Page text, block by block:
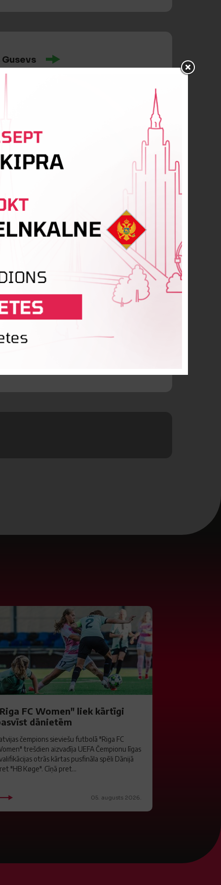
Princs
FC Women" liek kārtīgi
dānietēm
čempions sieviešu futbolā "Riga FC
trešdien aizvadīja UEFA Čempionu līgas
otrās kārtas pusfināla spēli Dānijā
"HB Køge". Cīņā pret...
05. augusts 2026.